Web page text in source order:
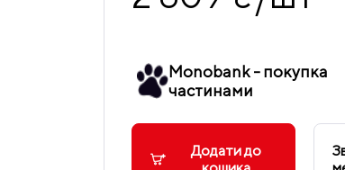
Monobank - покупка
частинами
Додати до